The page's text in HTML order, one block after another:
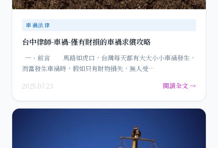
車禍法律
台中律師-車禍-僅有財損的車禍求償攻略
一、前言 馬路如虎口，台灣每天都有大大小小車禍發生，
而當發生車禍時，假如只有財物損失，無人受…
2025.07.23 閱讀全文 →